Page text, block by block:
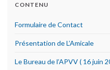
CONTENU
Formulaire de Contact
Présentation de L’Amicale
Le Bureau de l’APVV ( 16 juin